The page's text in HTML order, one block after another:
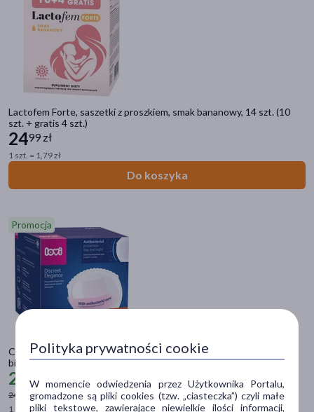
Lactofem Forte, saszetki z proszkiem, smak bananowy, 14 szt. (10
szt. + gratis 4 szt.)
2499 zł
1 szt. = 1,79 zł
Do koszyka
Promocja
Canpol Lovi, Wkładki laktacyjne antybakteryjne Discreet Elegance,
białe, 60 szt.
23
24,79 złnajniższa cena
1 szt. = 0,39 zł
Lek na receptę(4)
Zioła(2)
pokaż więcej
Sposób aplikacji
doustne(21)
na skórę
kapsułki(7)
proszek (7)
tabletka
pokaż więcej
laktacja(99)
podrażnienie(7)
Polityka prywatności cookie
W momencie odwiedzenia przez Użytkownika Portalu,
gromadzone są pliki cookies (tzw. „ciasteczka”) czyli małe
pliki tekstowe, zawierające niewielkie ilości informacji,